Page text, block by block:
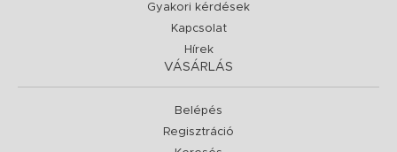
Gyakori kérdések
Kapcsolat
Hírek
VÁSÁRLÁS
Belépés
Regisztráció